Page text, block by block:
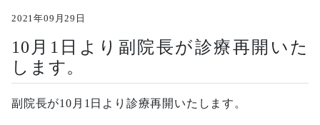
2021年09月29日
10月1日より副院長が診療再開いた
します。
副院長が10月1日より診療再開いたします。